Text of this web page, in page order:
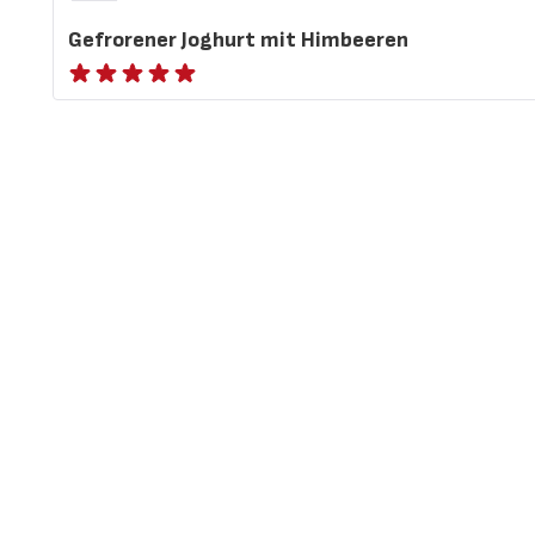
Gefrorener Joghurt mit Himbeeren
ratings.NaN